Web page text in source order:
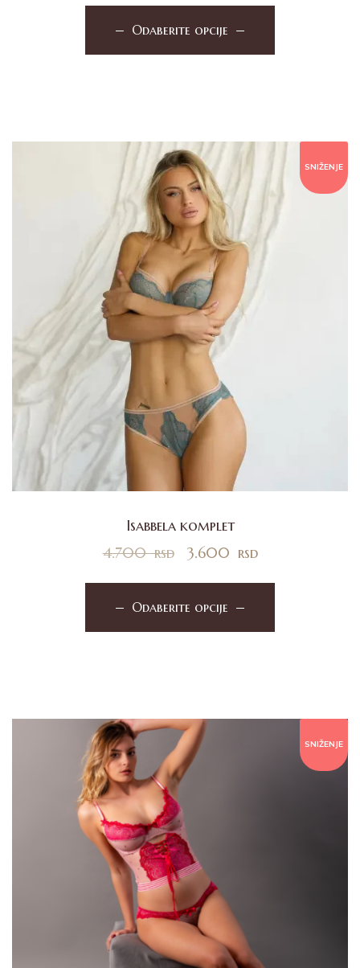
Odaberite opcije
SNIŽENJE
Isabbela komplet
4.700rsd 3.600 rsd
Odaberite opcije
SNIŽENJE